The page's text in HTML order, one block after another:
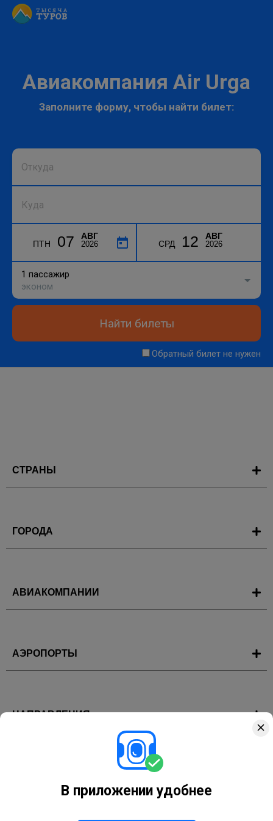
Авиакомпания Air Urga
Заполните форму, чтобы найти билет:
ПТН 07 АВГ
2026 СРД 12 АВГ
2026
1 пассажир
эконом
Найти билеты
Обратный билет не нужен
В приложении удобнее
СТРАНЫ
ГОРОДА
АВИАКОМПАНИИ
АЭРОПОРТЫ
НАПРАВЛЕНИЯ